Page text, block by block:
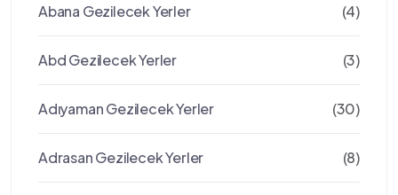
Abana Gezilecek Yerler (4)
Abd Gezilecek Yerler (3)
Adıyaman Gezilecek Yerler (30)
Adrasan Gezilecek Yerler (8)